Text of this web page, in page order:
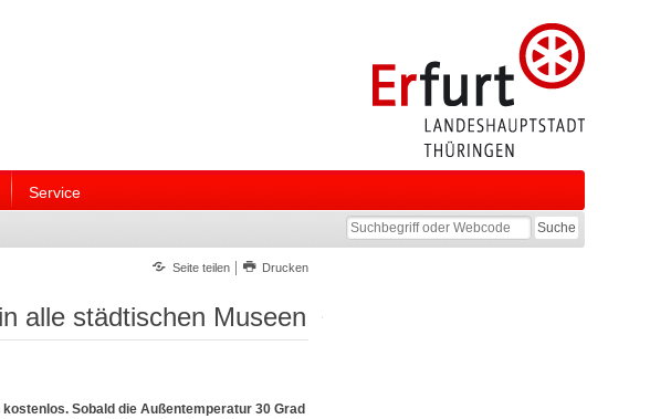
Service
Seite teilen Drucken
alle städtischen Museen
Sobald die Außentemperatur 30 Grad